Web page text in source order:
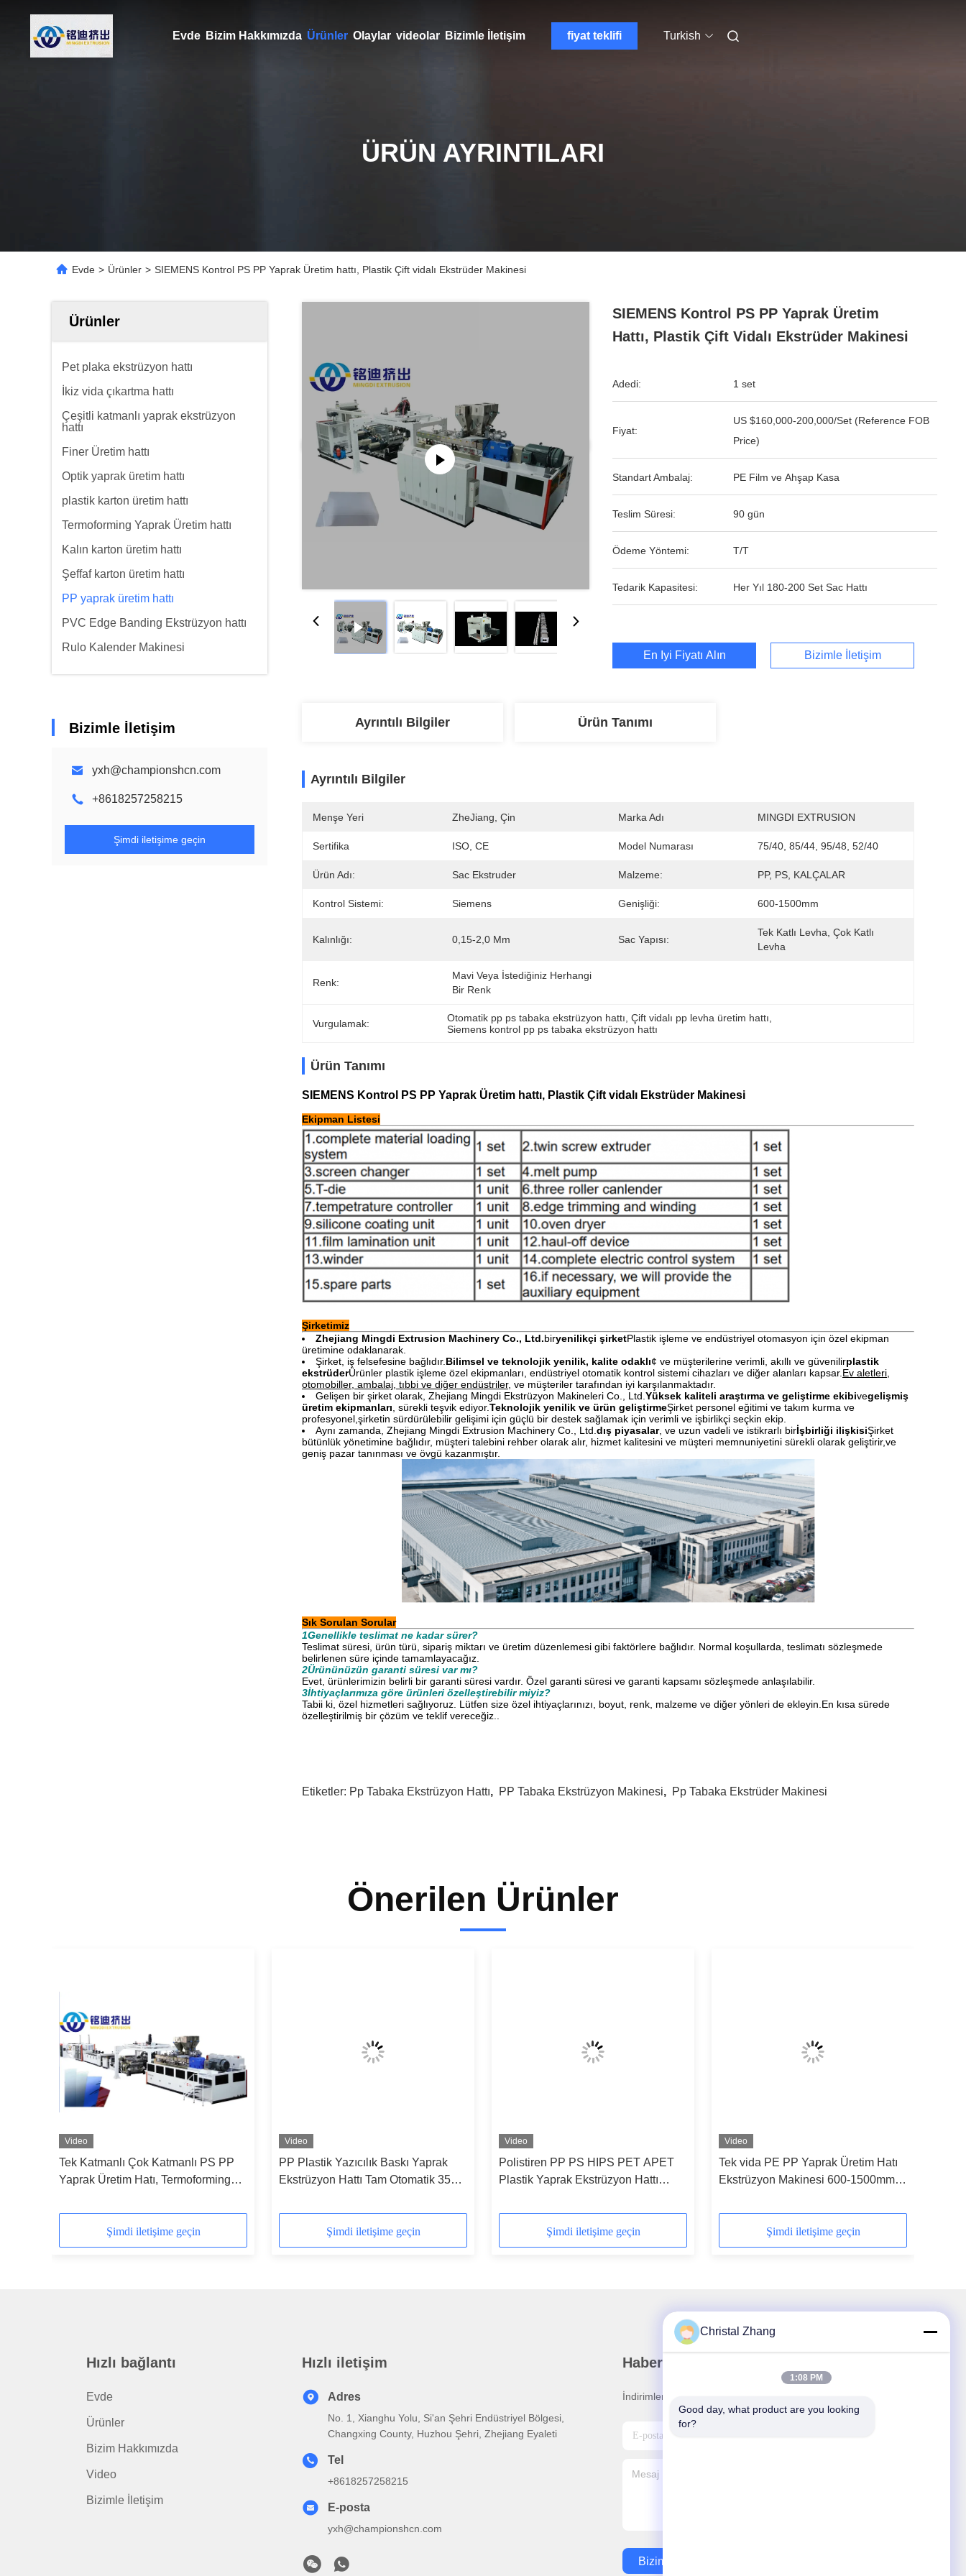
Evde Bizim Hakkımızda Ürünler Olaylar videolar Bizimle İletişim fiyat teklifi Turkish
ÜRÜN AYRINTILARI
Evde > Ürünler > SIEMENS Kontrol PS PP Yaprak Üretim hattı, Plastik Çift vidalı Ekstrüder Makinesi
Ürünler
Pet plaka ekstrüzyon hattı
İkiz vida çıkartma hattı
Çeşitli katmanlı yaprak ekstrüzyon
hattı
Finer Üretim hattı
Optik yaprak üretim hattı
plastik karton üretim hattı
Termoforming Yaprak Üretim hattı
Kalın karton üretim hattı
Şeffaf karton üretim hattı
PP yaprak üretim hattı
PVC Edge Banding Ekstrüzyon hattı
Rulo Kalender Makinesi
Bizimle İletişim
yxh@championshcn.com
+8618257258215
Şimdi iletişime geçin
SIEMENS Kontrol PS PP Yaprak Üretim
Hattı, Plastik Çift Vidalı Ekstrüder Makinesi
Adedi: 1 set
Fiyat:
US $160,000-200,000/Set (Reference FOB
Price)
Standart Ambalaj: PE Film ve Ahşap Kasa
Teslim Süresi: 90 gün
Ödeme Yöntemi: T/T
Tedarik Kapasitesi: Her Yıl 180-200 Set Sac Hattı
En İyi Fiyatı Alın Bizimle İletişim
Ayrıntılı Bilgiler Ürün Tanımı
Ayrıntılı Bilgiler
Menşe Yeri ZheJiang, Çin Marka Adı MINGDI EXTRUSION
Sertifika ISO, CE Model Numarası 75/40, 85/44, 95/48, 52/40
Ürün Adı: Sac Ekstruder Malzeme: PP, PS, KALÇALAR
Kontrol Sistemi: Siemens Genişliği: 600-1500mm
Kalınlığı: 0,15-2,0 Mm Sac Yapısı:
Tek Katlı Levha, Çok Katlı
Levha
Renk:
Mavi Veya İstediğiniz Herhangi
Bir Renk
Vurgulamak: Otomatik pp ps tabaka ekstrüzyon hattı , Çift vidalı pp levha üretim hattı
Siemens kontrol pp ps tabaka ekstrüzyon hattı
Ürün Tanımı
SIEMENS Kontrol PS PP Yaprak Üretim hattı, Plastik Çift vidalı Ekstrüder Makinesi
Ekipman Listesi
Şirketimiz
Zhejiang Mingdi Extrusion Machinery Co., Ltd.biryenilikçi şirketPlastik işleme ve endüstriyel otomasyon için özel ekipman
üretimine odaklanarak.
Şirket, iş felsefesine bağlıdır. Bilimsel ve teknolojik yenilik, kalite odaklı¢ ve müşterilerine verimli, akıllı ve güvenilirplastik
ekstrüderÜrünler plastik işleme özel ekipmanları, endüstriyel otomatik kontrol sistemi cihazları ve diğer alanları kapsar. Ev aletleri,
otomobiller, ambalaj, tıbbi ve diğer endüstriler, ve müşteriler tarafından iyi karşılanmaktadır.
Gelişen bir şirket olarak, Zhejiang Mingdi Ekstrüzyon Makineleri Co., Ltd. Yüksek kaliteli araştırma ve geliştirme ekibivegelişmiş
üretim ekipmanları , sürekli teşvik ediyor.Teknolojik yenilik ve ürün geliştirmeŞirket personel eğitimi ve takım kurma ve
profesyonel,şirketin sürdürülebilir gelişimi için güçlü bir destek sağlamak için verimli ve işbirlikçi seçkin ekip.
Aynı zamanda, Zhejiang Mingdi Extrusion Machinery Co., Ltd. dış piyasalar, ve uzun vadeli ve istikrarlı birİşbirliği ilişkisiŞirket
bütünlük yönetimine bağlıdır, müşteri talebini rehber olarak alır, hizmet kalitesini ve müşteri memnuniyetini sürekli olarak geliştirir,ve
geniş pazar tanınması ve övgü kazanmıştır.
Sık Sorulan Sorular
1Genellikle teslimat ne kadar sürer?
Teslimat süresi, ürün türü, sipariş miktarı ve üretim düzenlemesi gibi faktörlere bağlıdır. Normal koşullarda, teslimatı sözleşmede
belirlenen süre içinde tamamlayacağız.
2Ürününüzün garanti süresi var mı?
Evet, ürünlerimizin belirli bir garanti süresi vardır. Özel garanti süresi ve garanti kapsamı sözleşmede anlaşılabilir.
3İhtiyaçlarımıza göre ürünleri özelleştirebilir miyiz?
Tabii ki, özel hizmetleri sağlıyoruz. Lütfen size özel ihtiyaçlarınızı, boyut, renk, malzeme ve diğer yönleri de ekleyin.En kısa sürede
özelleştirilmiş bir çözüm ve teklif vereceğiz..
Etiketler: Pp Tabaka Ekstrüzyon Hattı, PP Tabaka Ekstrüzyon Makinesi, Pp Tabaka Ekstrüder Makinesi
Önerilen Ürünler
Video
Tek Katmanlı Çok Katmanlı PS PP
Yaprak Üretim Hatı, Termoforming
Şimdi iletişime geçin
Video
PP Plastik Yazıcılık Baskı Yaprak
Ekstrüzyon Hattı Tam Otomatik 350-
Şimdi iletişime geçin
Video
Polistiren PP PS HIPS PET APET
Plastik Yaprak Ekstrüzyon Hattı
Şimdi iletişime geçin
Video
Tek vida PE PP Yaprak Üretim Hatı
Ekstrüzyon Makinesi 600-1500mm
Şimdi iletişime geçin
Hızlı bağlantı
Evde
Ürünler
Bizim Hakkımızda
Video
Bizimle İletişim
Hızlı iletişim
Adres
No. 1, Xianghu Yolu, Si'an Şehri Endüstriyel Bölgesi,
Changxing County, Huzhou Şehri, Zhejiang Eyaleti
Tel
+8618257258215
E-posta
yxh@championshcn.com
Haber Bültenimiz
İndirimler ve daha fazlası için bültenimize abone olun.
Bizimle İletişim
Christal Zhang
1:08 PM
Good day, what product are you looking
for?